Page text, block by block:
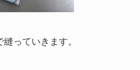
っていきます。